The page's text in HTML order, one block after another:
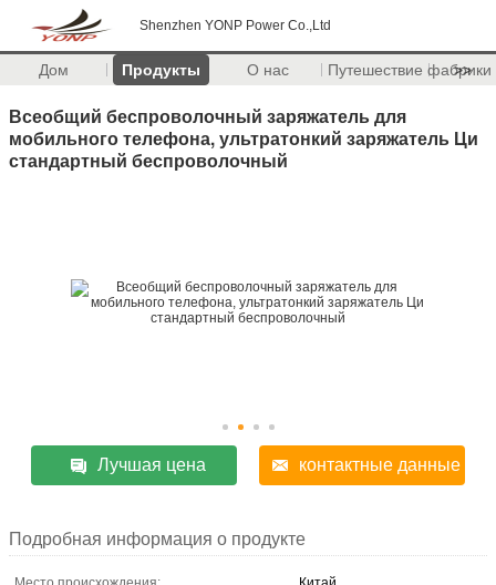
Shenzhen YONP Power Co.,Ltd
Дом Продукты О нас Путешествие фабрики
>>
Всеобщий беспроволочный заряжатель для
мобильного телефона, ультратонкий заряжатель Ци
стандартный беспроволочный
Лучшая цена контактные данные
Подробная информация о продукте